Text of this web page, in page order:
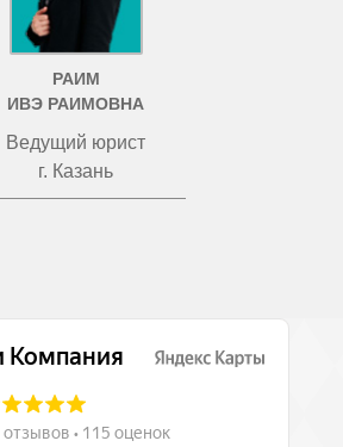
РАИМ
ИВЭ РАИМОВНА
Ведущий юрист
г. Казань